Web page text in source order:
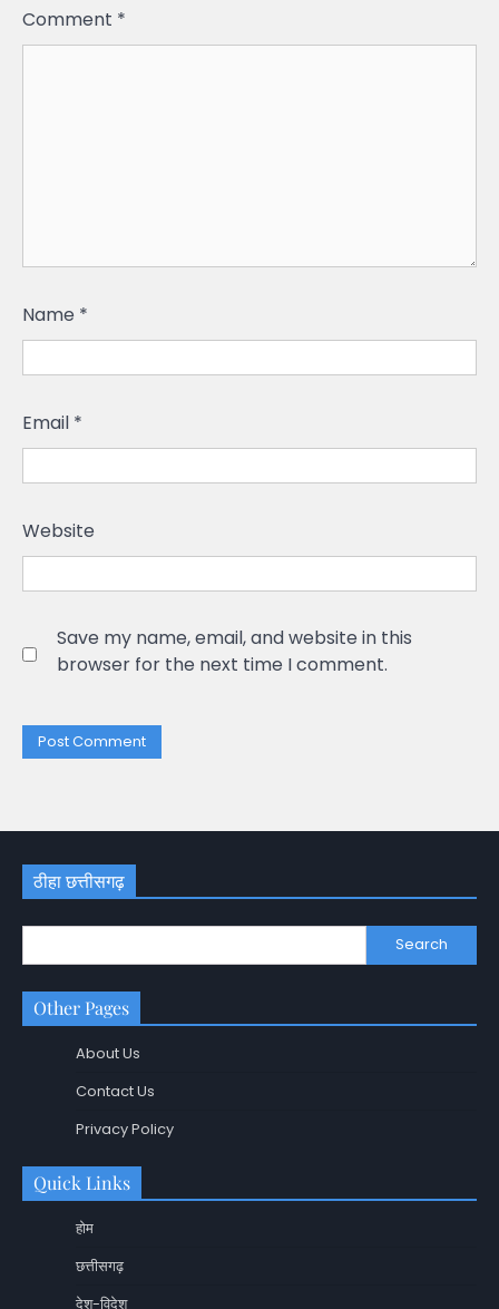
Comment *
Name *
Email *
Website
Save my name, email, and website in this
browser for the next time I comment.
ठीहा छत्तीसगढ़
Search
Other Pages
About Us
Contact Us
Privacy Policy
Quick Links
होम
छत्तीसगढ़
देश-विदेश